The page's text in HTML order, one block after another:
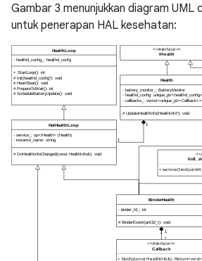
Gambar 3 menunjukkan diagram UML
untuk penerapan HAL kesehatan: